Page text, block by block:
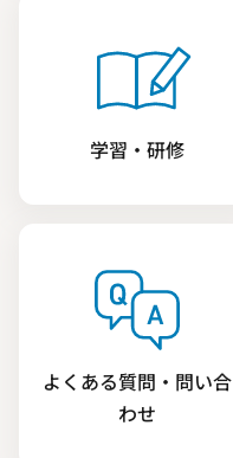
学習・研修
よくある質問・問い合
わせ